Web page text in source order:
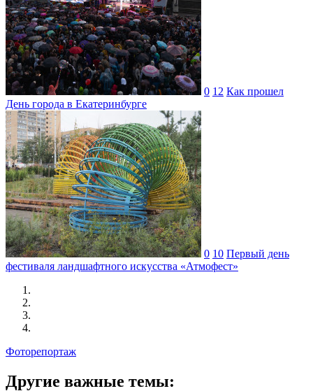
0 12 Как прошел
День города в Екатеринбурге
0 10 Первый день
фестиваля ландшафтного искусства «Атмофест»
Фоторепортаж
Другие важные темы: